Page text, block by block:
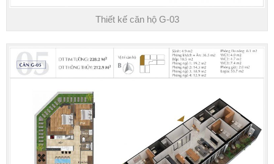
Thiết kế căn hộ G-03